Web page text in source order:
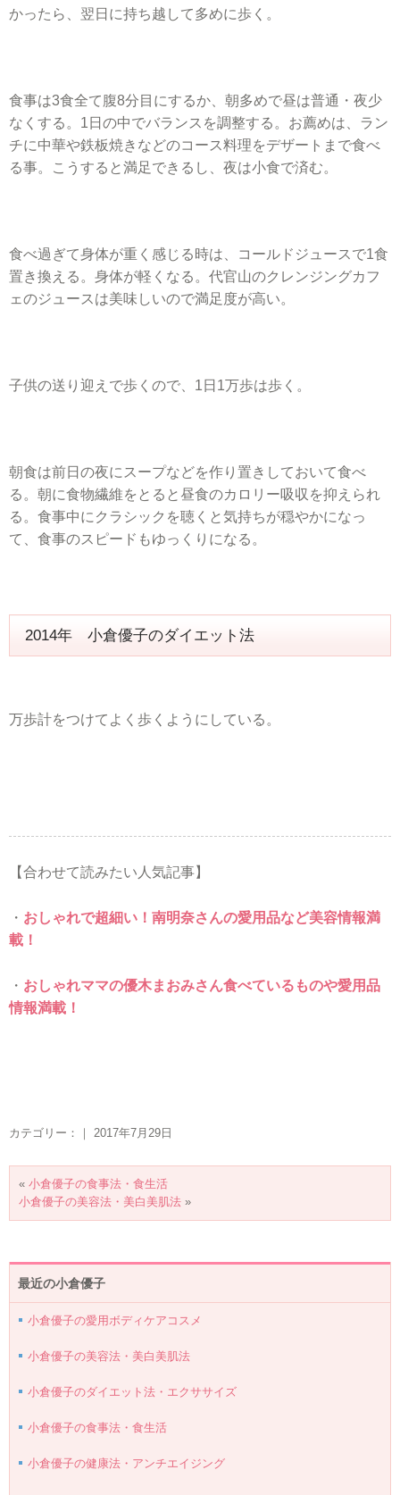
かったら、翌日に持ち越して多めに歩く。
食事は3食全て腹8分目にするか、朝多めで昼は普通・夜少
なくする。1日の中でバランスを調整する。お薦めは、ラン
チに中華や鉄板焼きなどのコース料理をデザートまで食べ
る事。こうすると満足できるし、夜は小食で済む。
食べ過ぎて身体が重く感じる時は、コールドジュースで1食
置き換える。身体が軽くなる。代官山のクレンジングカフ
ェのジュースは美味しいので満足度が高い。
子供の送り迎えで歩くので、1日1万歩は歩く。
朝食は前日の夜にスープなどを作り置きしておいて食べ
る。朝に食物繊維をとると昼食のカロリー吸収を抑えられ
る。食事中にクラシックを聴くと気持ちが穏やかになっ
て、食事のスピードもゆっくりになる。
2014年 小倉優子のダイエット法
万歩計をつけてよく歩くようにしている。
【合わせて読みたい人気記事】
・ おしゃれで超細い！南明奈さんの愛用品など美容情報満
載！
・ おしゃれママの優木まおみさん食べているものや愛用品
情報満載！
カテゴリー：｜ 2017年7月29日
« 小倉優子の食事法・食生活
小倉優子の美容法・美白美肌法 »
最近の小倉優子
小倉優子の愛用ボディケアコスメ
小倉優子の美容法・美白美肌法
小倉優子のダイエット法・エクササイズ
小倉優子の食事法・食生活
小倉優子の健康法・アンチエイジング